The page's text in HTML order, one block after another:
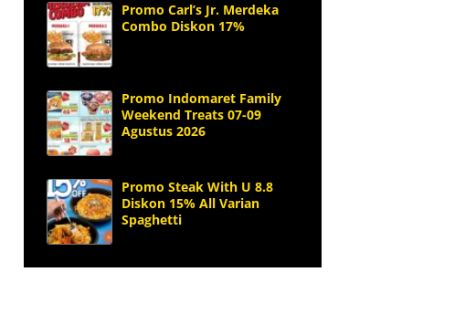
Promo Carl’s Jr. Merdeka
Combo Diskon 17%
Promo Indomaret Family
Weekend Treats 07-09
Agustus 2026
Promo Steak With U 8.8
Diskon 15% All Varian
Spaghetti